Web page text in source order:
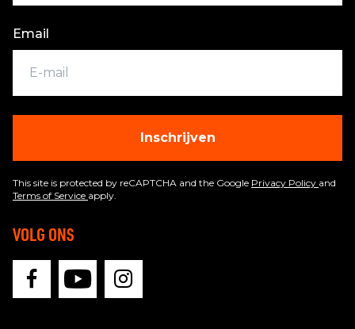
Email
Inschrijven
This site is protected by reCAPTCHA and the Google Privacy Policy and
Terms of Service apply.
VOLG ONS